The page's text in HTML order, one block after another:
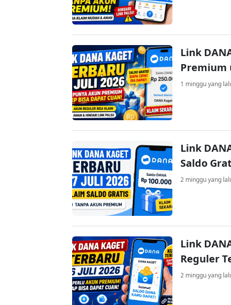
Link
Premium
1 minggu yang
Link
Saldo
2 minggu yang
Link
Reguler
2 minggu yang